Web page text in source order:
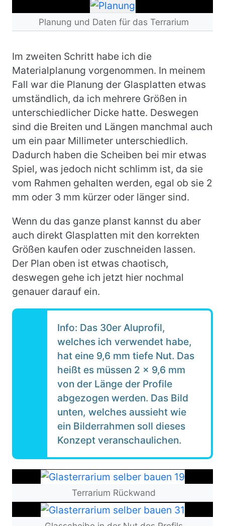
Planung und Daten für das Terrarium
Im zweiten Schritt habe ich die
Materialplanung vorgenommen. In meinem
Fall war die Planung der Glasplatten etwas
umständlich, da ich mehrere Größen in
unterschiedlicher Dicke hatte. Deswegen
sind die Breiten und Längen manchmal auch
um ein paar Millimeter unterschiedlich.
Dadurch haben die Scheiben bei mir etwas
Spiel, was jedoch nicht schlimm ist, da sie
vom Rahmen gehalten werden, egal ob sie 2
mm oder 3 mm kürzer oder länger sind.
Wenn du das ganze planst kannst du aber
auch direkt Glasplatten mit den korrekten
Größen kaufen oder zuschneiden lassen.
Der Plan oben ist etwas chaotisch,
deswegen gehe ich jetzt hier nochmal
genauer darauf ein.
Info: Das 30er Aluprofil,
welches ich verwendet habe,
hat eine 9,6 mm tiefe Nut. Das
heißt es müssen 2 x 9,6 mm
von der Länge der Profile
abgezogen werden. Das Bild
unten, welches aussieht wie
ein Bilderrahmen soll dieses
Konzept veranschaulichen.
Terrarium Rückwand